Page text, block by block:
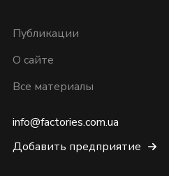
Публикации
О сайте
Все материалы
info@factories.com.ua
Добавить предприятие